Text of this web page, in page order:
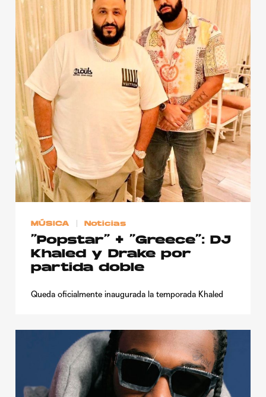
MÚSICA Noticias
“Popstar” + “Greece”: DJ
Khaled y Drake por
partida doble
Queda oficialmente inaugurada la temporada Khaled